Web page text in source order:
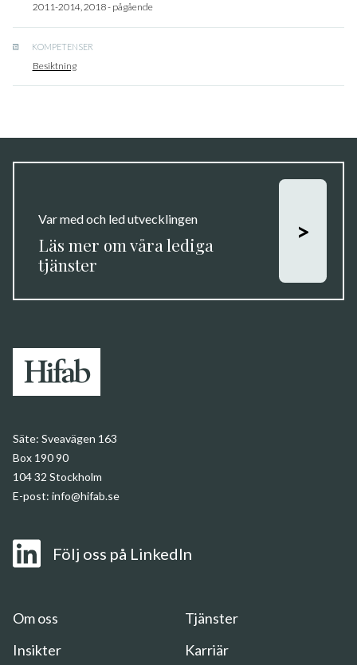
2011-2014, 2018 - pågående
KOMPETENSER
Besiktning
Var med och led utvecklingen
Läs mer om våra lediga
tjänster
>
Säte: Sveavägen 163
Box 190 90
104 32 Stockholm
E-post: info@hifab.se
Följ oss på LinkedIn
Om oss
Insikter
Tjänster
Karriär
oss
Insikter